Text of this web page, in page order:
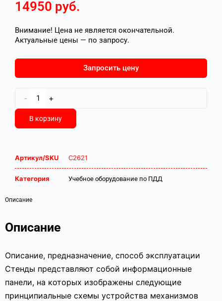
14950 руб.
Внимание! Цена не является окончательной.
Актуальные цены — по запросу.
Запросить цену
- +
В корзину
Артикул/SKU С2621
Категория Учебное оборудование по ПДД
Описание
Описание
Описание, предназначение, способ эксплуатации
Стенды представляют собой информационные
панели, на которых изображены следующие
принципиальные схемы устройства механизмов